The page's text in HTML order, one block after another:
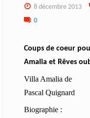
8 décembre 2013
0
Coups de coeur
Amalia et Rêves
Villa Amalia de
Pascal Quignard
Biographie :